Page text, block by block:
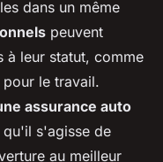
dans un même
peuvent
à leur statut, comme
le travail.
assurance auto
s'agisse de
au meilleur